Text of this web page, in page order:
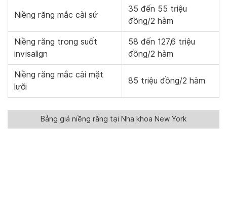
Niềng răng mắc cài sứ
35 đến 55 triệu
đồng/2 hàm
Niềng răng trong suốt
invisalign
58 đến 127,6 triệu
đồng/2 hàm
Niềng răng mắc cài mặt
lưỡi
85 triệu đồng/2 hàm
Bảng giá niềng răng tại Nha khoa New York